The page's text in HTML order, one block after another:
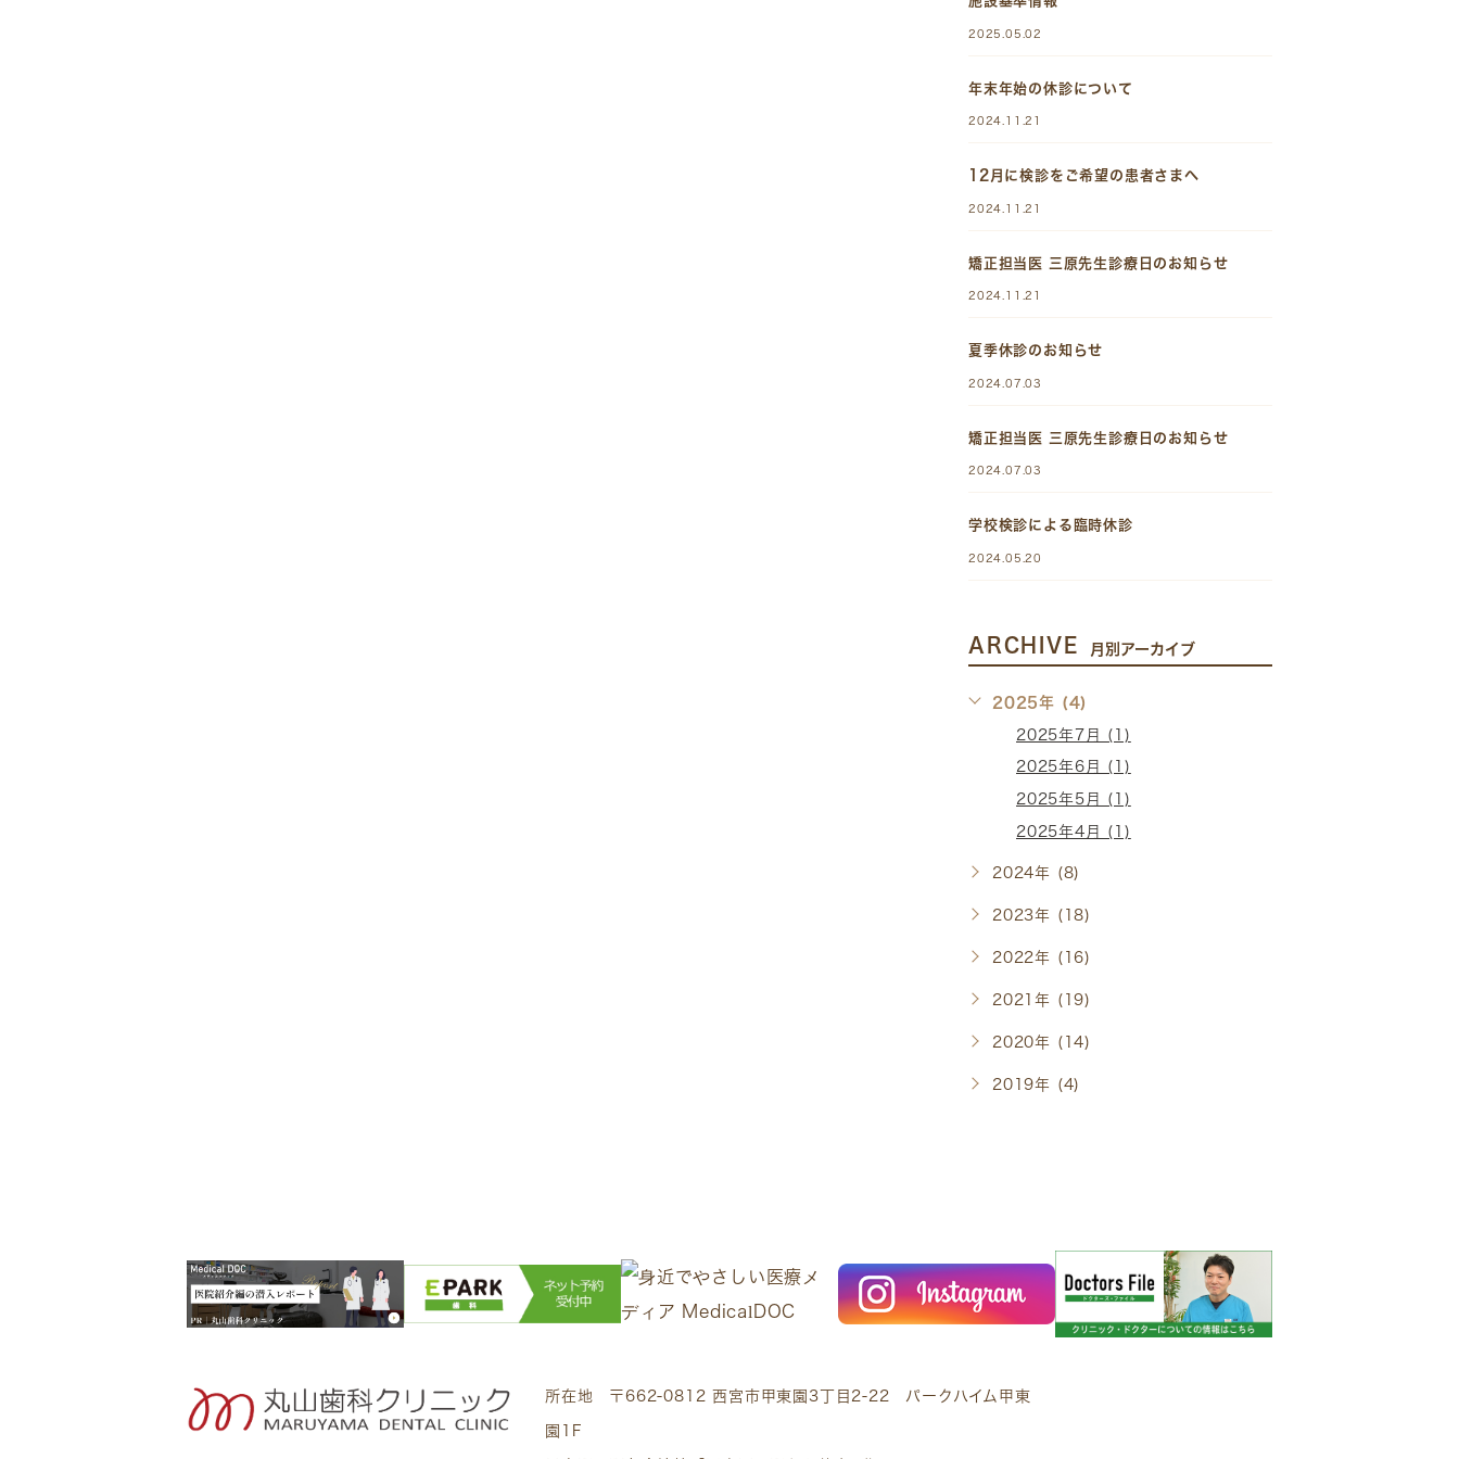
2025.05.02
年末年始の休診について
2024.11.21
12月に検診をご希望の患者さまへ
2024.11.21
矯正担当医 三原先生診療日のお知らせ
2024.11.21
夏季休診のお知らせ
2024.07.03
矯正担当医 三原先生診療日のお知らせ
2024.07.03
学校検診による臨時休診
2024.05.20
ARCHIVE 月別アーカイブ
2025年 (4)
2025年7月 (1)
2025年6月 (1)
2025年5月 (1)
2025年4月 (1)
2024年 (8)
2023年 (18)
2022年 (16)
2021年 (19)
2020年 (14)
2019年 (4)
所在地 〒662-0812 西宮市甲東園3丁目2-22 パークハイム甲東
園1F